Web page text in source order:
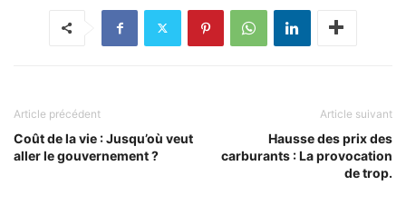
Article précédent
Coût de la vie : Jusqu’où veut
aller le gouvernement ?
Article suivant
Hausse des prix des
carburants : La provocation
de trop.